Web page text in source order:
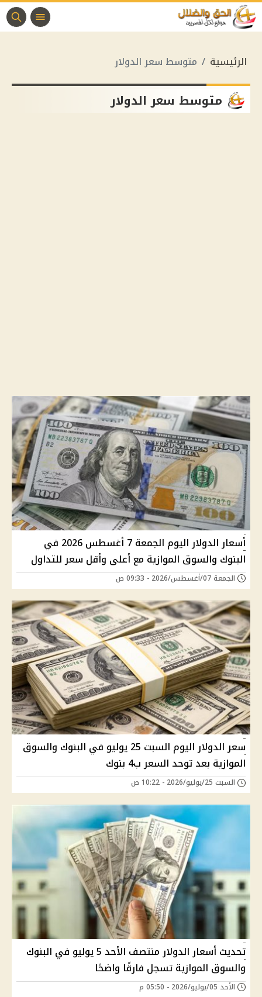
الرئيسية متوسط سعر الدولار
متوسط سعر الدولار
أسعار الدولار اليوم الجمعة 7 أغسطس 2026 في
البنوك والسوق الموازية مع أعلى وأقل سعر للتداول
الجمعة 07/أغسطس/2026 - 09:33 ص
سعر الدولار اليوم السبت 25 يوليو في البنوك والسوق
الموازية بعد توحد السعر ب4 بنوك
السبت 25/يوليو/2026 - 10:22 ص
تحديث أسعار الدولار منتصف الأحد 5 يوليو في البنوك
والسوق الموازية تسجل فارقًا واضحًا
الأحد 05/يوليو/2026 - 05:50 م